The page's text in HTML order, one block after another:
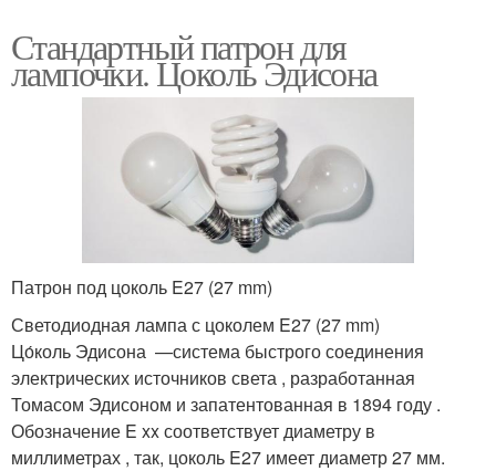
Стандартный патрон для
лампочки. Цоколь Эдисона
Патрон под цоколь E27 (27 mm)
Светодиодная лампа с цоколем E27 (27 mm)
Цо́коль Эдисона —система быстрого соединения
электрических источников света , разработанная
Томасом Эдисоном и запатентованная в 1894 году .
Обозначение E xx соответствует диаметру в
миллиметрах , так, цоколь E27 имеет диаметр 27 мм.